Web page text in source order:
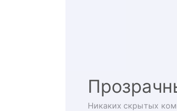
Никаких скрытых